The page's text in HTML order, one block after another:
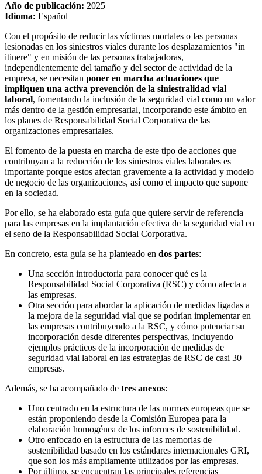
Año de publicación: 2025
Idioma: Español
Con el propósito de reducir las víctimas mortales o las personas
lesionadas en los siniestros viales durante los desplazamientos "in
itinere" y en misión de las personas trabajadoras,
independientemente del tamaño y del sector de actividad de la
empresa, se necesitan poner en marcha actuaciones que
impliquen una activa prevención de la siniestralidad vial
laboral, fomentando la inclusión de la seguridad vial como un valor
más dentro de la gestión empresarial, incorporando este ámbito en
los planes de Responsabilidad Social Corporativa de las
organizaciones empresariales.
El fomento de la puesta en marcha de este tipo de acciones que
contribuyan a la reducción de los siniestros viales laborales es
importante porque estos afectan gravemente a la actividad y modelo
de negocio de las organizaciones, así como el impacto que supone
en la sociedad.
Por ello, se ha elaborado esta guía que quiere servir de referencia
para las empresas en la implantación efectiva de la seguridad vial en
el seno de la Responsabilidad Social Corporativa.
En concreto, esta guía se ha planteado en dos partes:
Una sección introductoria para conocer qué es la
Responsabilidad Social Corporativa (RSC) y cómo afecta a
las empresas.
Otra sección para abordar la aplicación de medidas ligadas a
la mejora de la seguridad vial que se podrían implementar en
las empresas contribuyendo a la RSC, y cómo potenciar su
incorporación desde diferentes perspectivas, incluyendo
ejemplos prácticos de la incorporación de medidas de
seguridad vial laboral en las estrategias de RSC de casi 30
empresas.
Además, se ha acompañado de tres anexos:
Uno centrado en la estructura de las normas europeas que se
están proponiendo desde la Comisión Europea para la
elaboración homogénea de los informes de sostenibilidad.
Otro enfocado en la estructura de las memorias de
sostenibilidad basado en los estándares internacionales GRI,
que son los más ampliamente utilizados por las empresas.
Por último, se encuentran las principales referencias